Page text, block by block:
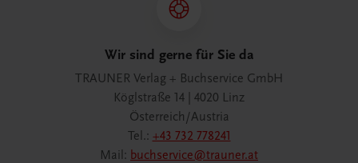
Wir sind gerne für Sie da
TRAUNER Verlag + Buchservice GmbH
Köglstraße 14 | 4020 Linz
Österreich/Austria
Tel.: +43 732 778241
Mail: buchservice@trauner.at